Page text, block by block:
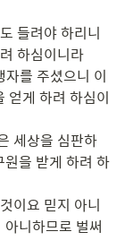
들려야 하리니
하심이니라
를 주셨으니 이
얻게 하려 하심이
세상을 심판하
을 받게 하려 하
이요 믿지 아니
니하므로 벌써